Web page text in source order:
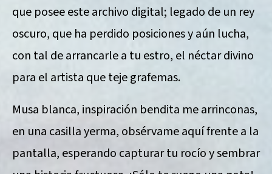
que posee este archivo digital; legado de un rey
oscuro, que ha perdido posiciones y aún lucha,
con tal de arrancarle a tu estro, el néctar divino
para el artista que teje grafemas.
Musa blanca, inspiración bendita me arrinconas,
en una casilla yerma, obsérvame aquí frente a la
pantalla, esperando capturar tu rocío y sembrar